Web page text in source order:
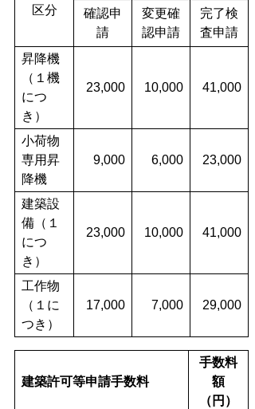
区分
確認申
請
変更確
認申請
完了検
査申請
昇降機
（１機
につ
き）
23,000 10,000 41,000
小荷物
専用昇
降機
9,000 6,000 23,000
建築設
備（１
につ
き）
23,000 10,000 41,000
工作物
（１に
つき）
17,000 7,000 29,000
建築許可等申請手数料
手数料
額
（円）